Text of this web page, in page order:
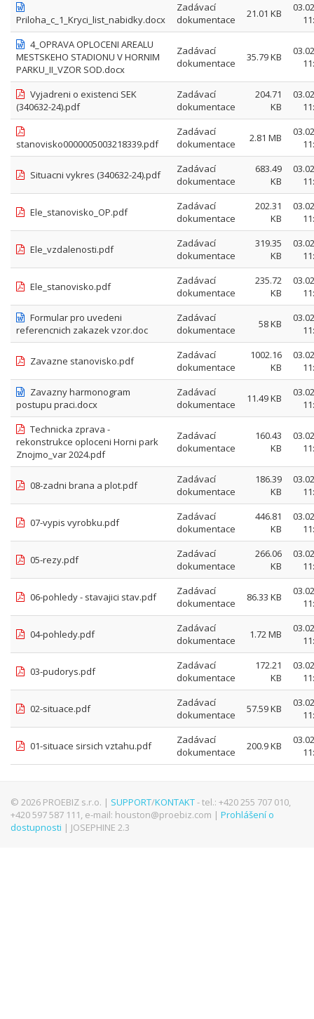
Priloha_c_1_Kryci_list_nabidky.docx
Zadávací
dokumentace
21.01 KB
4_OPRAVA OPLOCENI AREALU
MESTSKEHO STADIONU V HORNIM
PARKU_II_VZOR SOD.docx
Zadávací
dokumentace
35.79 KB
Vyjadreni o existenci SEK
(340632-24).pdf
Zadávací
dokumentace
204.71
KB
stanovisko0000005003218339.pdf
Zadávací
dokumentace
2.81 MB
Situacni vykres (340632-24).pdf
Zadávací
dokumentace
683.49
KB
Ele_stanovisko_OP.pdf
Zadávací
dokumentace
202.31
KB
Ele_vzdalenosti.pdf
Zadávací
dokumentace
319.35
KB
Ele_stanovisko.pdf
Zadávací
dokumentace
235.72
KB
Formular pro uvedeni
referencnich zakazek vzor.doc
Zadávací
dokumentace
58 KB
Zavazne stanovisko.pdf
Zadávací
dokumentace
1002.16
KB
Zavazny harmonogram
postupu praci.docx
Zadávací
dokumentace
11.49 KB
Technicka zprava -
rekonstrukce oploceni Horni park
Znojmo_var 2024.pdf
Zadávací
dokumentace
160.43
KB
08-zadni brana a plot.pdf
Zadávací
dokumentace
186.39
KB
07-vypis vyrobku.pdf
Zadávací
dokumentace
446.81
KB
05-rezy.pdf
Zadávací
dokumentace
266.06
KB
06-pohledy - stavajici stav.pdf
Zadávací
dokumentace
86.33 KB
04-pohledy.pdf
Zadávací
dokumentace
1.72 MB
03-pudorys.pdf
Zadávací
dokumentace
172.21
KB
02-situace.pdf
Zadávací
dokumentace
57.59 KB
01-situace sirsich vztahu.pdf
Zadávací
dokumentace
200.9 KB
© 2026 PROEBIZ s.r.o. | SUPPORT/KONTAKT- tel.: +420 255 707 010,
+420 597 587 111, e-mail: houston@proebiz.com | Prohlášení o
dostupnosti | JOSEPHINE 2.3